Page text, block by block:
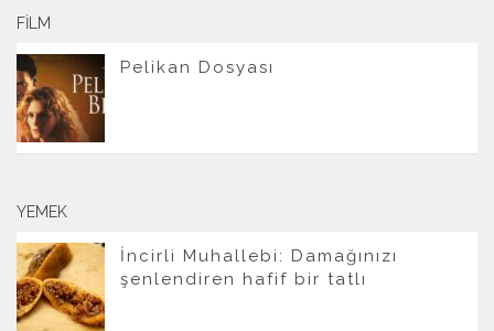
FILM
Pelikan Dosyası
YEMEK
İncirli Muhallebi: Damağınızı
şenlendiren hafif bir tatlı